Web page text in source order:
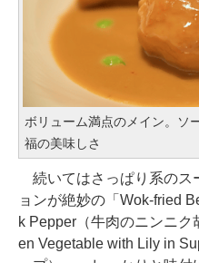
ボリューム満点のメイン。ソ
福の美味しさ
続いてはさっぱり系のス
ョンが絶妙の「Wok-fried
k Pepper（牛肉のニンニ
en Vegetable with Lily in